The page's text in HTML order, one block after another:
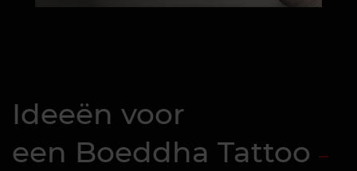
Ideeën voor
een Boeddha Tattoo